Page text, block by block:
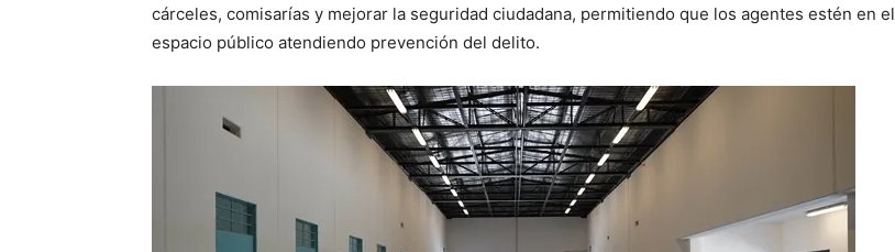
cárceles, comisarías y mejorar la seguridad ciudadana, permitiendo que los agentes estén en el
espacio público atendiendo prevención del delito.